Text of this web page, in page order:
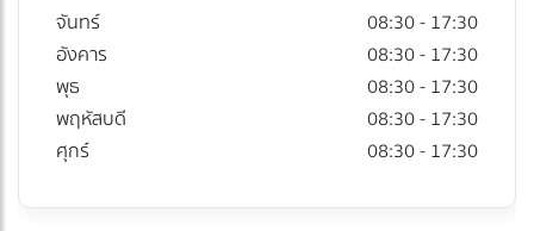
จันทร์
08:30 - 17:30
อังคาร
08:30 - 17:30
พุธ
08:30 - 17:30
พฤหัสบดี
08:30 - 17:30
ศุกร์
08:30 - 17:30